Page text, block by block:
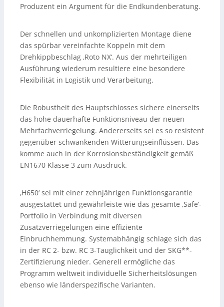
Produzent ein Argument für die Endkundenberatung.
Der schnellen und unkomplizierten Montage diene
das spürbar vereinfachte Koppeln mit dem
Drehkippbeschlag ‚Roto NX‘. Aus der mehrteiligen
Ausführung wiederum resultiere eine besondere
Flexibilität in Logistik und Verarbeitung.
Die Robustheit des Hauptschlosses sichere einerseits
das hohe dauerhafte Funktionsniveau der neuen
Mehrfachverriegelung. Andererseits sei es so resistent
gegenüber schwankenden Witterungseinflüssen. Das
komme auch in der Korrosionsbeständigkeit gemäß
EN1670 Klasse 3 zum Ausdruck.
‚H650‘ sei mit einer zehnjährigen Funktionsgarantie
ausgestattet und gewährleiste wie das gesamte ‚Safe‘-
Portfolio in Verbindung mit diversen
Zusatzverriegelungen eine effiziente
Einbruchhemmung. Systemabhängig schlage sich das
in der RC 2- bzw. RC 3-Tauglichkeit und der SKG**-
Zertifizierung nieder. Generell ermögliche das
Programm weltweit individuelle Sicherheitslösungen
ebenso wie länderspezifische Varianten.